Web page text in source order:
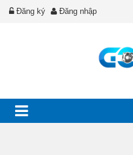
Đăng ký Đăng nhập